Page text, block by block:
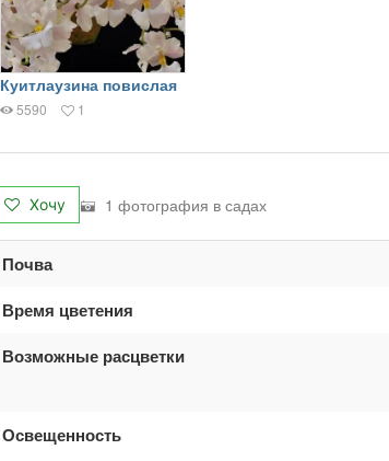
Куитлаузина повислая
5590 1
Хочу 1 фотография в садах
Почва
Время цветения
Возможные расцветки
Освещенность